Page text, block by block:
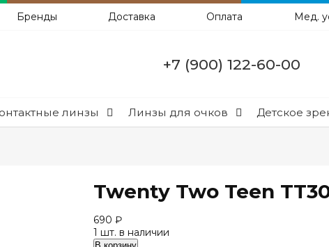
Бренды Доставка Оплата Мед.
+7 (900) 122-60-00
линзы Линзы для очков Детское
Twenty Two Teen
690₽
1 шт. в наличии
Количество